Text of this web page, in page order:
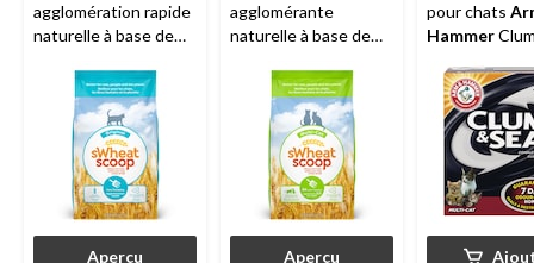
agglomération rapide
naturelle à base de
Aperçu
agglomérante
naturelle à base de
Aperçu
pour chats
Hammer